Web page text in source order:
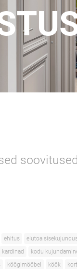
ehitus elutoa
kardinad kodu
köögimööbel köök